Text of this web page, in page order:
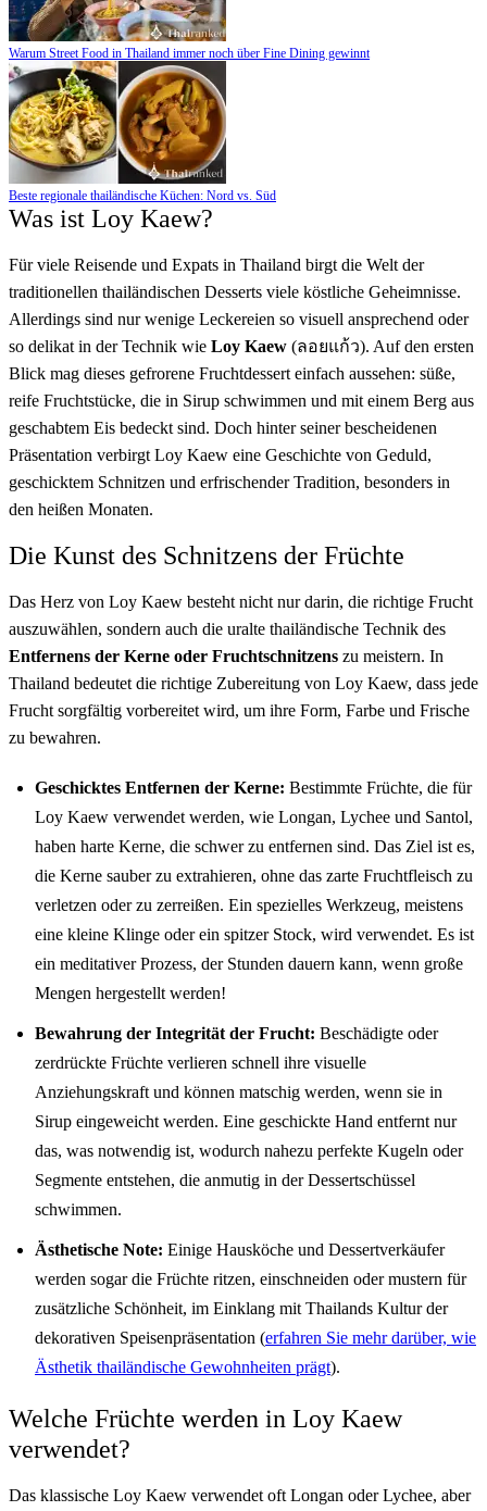
Warum Street Food in Thailand immer noch über Fine Dining gewinnt
Beste regionale thailändische Küchen: Nord vs. Süd
Was ist Loy Kaew?
Für viele Reisende und Expats in Thailand birgt die Welt der
traditionellen thailändischen Desserts viele köstliche Geheimnisse.
Allerdings sind nur wenige Leckereien so visuell ansprechend oder
so delikat in der Technik wie Loy Kaew (ลอยแก้ว). Auf den ersten
Blick mag dieses gefrorene Fruchtdessert einfach aussehen: süße,
reife Fruchtstücke, die in Sirup schwimmen und mit einem Berg aus
geschabtem Eis bedeckt sind. Doch hinter seiner bescheidenen
Präsentation verbirgt Loy Kaew eine Geschichte von Geduld,
geschicktem Schnitzen und erfrischender Tradition, besonders in
den heißen Monaten.
Die Kunst des Schnitzens der Früchte
Das Herz von Loy Kaew besteht nicht nur darin, die richtige Frucht
auszuwählen, sondern auch die uralte thailändische Technik des
Entfernens der Kerne oder Fruchtschnitzens zu meistern. In
Thailand bedeutet die richtige Zubereitung von Loy Kaew, dass jede
Frucht sorgfältig vorbereitet wird, um ihre Form, Farbe und Frische
zu bewahren.
Geschicktes Entfernen der Kerne: Bestimmte Früchte, die für
Loy Kaew verwendet werden, wie Longan, Lychee und Santol,
haben harte Kerne, die schwer zu entfernen sind. Das Ziel ist es,
die Kerne sauber zu extrahieren, ohne das zarte Fruchtfleisch zu
verletzen oder zu zerreißen. Ein spezielles Werkzeug, meistens
eine kleine Klinge oder ein spitzer Stock, wird verwendet. Es ist
ein meditativer Prozess, der Stunden dauern kann, wenn große
Mengen hergestellt werden!
Bewahrung der Integrität der Frucht: Beschädigte oder
zerdrückte Früchte verlieren schnell ihre visuelle
Anziehungskraft und können matschig werden, wenn sie in
Sirup eingeweicht werden. Eine geschickte Hand entfernt nur
das, was notwendig ist, wodurch nahezu perfekte Kugeln oder
Segmente entstehen, die anmutig in der Dessertschüssel
schwimmen.
Ästhetische Note: Einige Hausköche und Dessertverkäufer
werden sogar die Früchte ritzen, einschneiden oder mustern für
zusätzliche Schönheit, im Einklang mit Thailands Kultur der
dekorativen Speisenpräsentation (erfahren Sie mehr darüber, wie
Ästhetik thailändische Gewohnheiten prägt).
Welche Früchte werden in Loy Kaew
verwendet?
Das klassische Loy Kaew verwendet oft Longan oder Lychee, aber